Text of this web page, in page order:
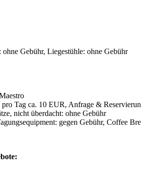
Gebühr, Liegestühle: ohne Gebühr
Tag ca. 10 EUR, Anfrage &
nicht überdacht: ohne Gebühr
gegen Gebühr, Coffee